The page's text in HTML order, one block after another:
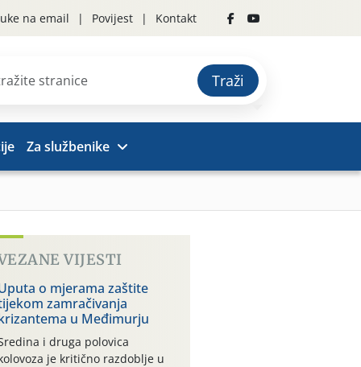
na email Povijest Kontakt
Traži
Za službenike
VIJESTI
o mjerama zaštite
zamračivanja
u Međimurju
i druga polovica
je kritično razdoblje u